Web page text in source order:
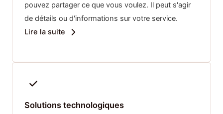
pouvez partager ce que vous voulez. Il peut s'agir
de détails ou d'informations sur votre service.
Lire la suite
Solutions technologiques